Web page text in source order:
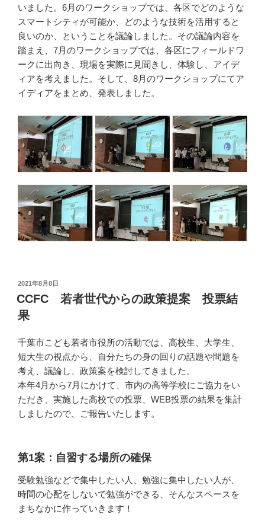
いました。6月のワークショップでは、各区でどのような
スマートシティが可能か、どのような技術を活用すると
良いのか、ということを議論しました。その議論内容を
踏まえ、7月のワークショップでは、各区にフィールドワ
ークに出向き、現場を実際に見聞きし、体験し、アイデ
ィアを考えました。そして、8月のワークショップにてア
イディアをまとめ、発表しました。
投
稿
日:
2021年8月8日
CCFC 若者世代からの政策提案 投票結
果
千葉市こども若者市役所の活動では、高校生、大学生、
短大生の視点から、自分たちの身の回りの話題や問題を
考え、議論し、政策案を検討してきました。
本年4月から7月にかけて、市内の高等学校にご協力をい
ただき、実施した高校での投票、WEB投票の結果を集計
しましたので、ご報告いたします。
第1案：自習する場所の確保
受験勉強などで集中したい人、勉強に集中したい人が、
時間の心配をしないで勉強ができる、そんなスペースを
まちなかに作っていきます！